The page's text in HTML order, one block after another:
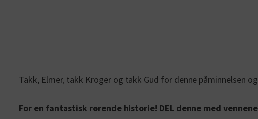
Takk, Elmer, takk Kroger og takk Gud for denne påminnelsen
For en fantastisk rørende historie! DEL denne med